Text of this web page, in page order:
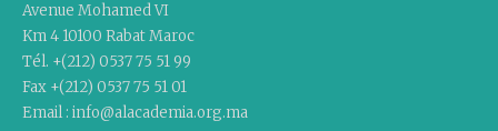
Avenue Mohamed VI
Km 4 10100 Rabat Maroc
Tél. +(212) 0537 75 51 99
Fax +(212) 0537 75 51 01
Email : info@alacademia.org.ma